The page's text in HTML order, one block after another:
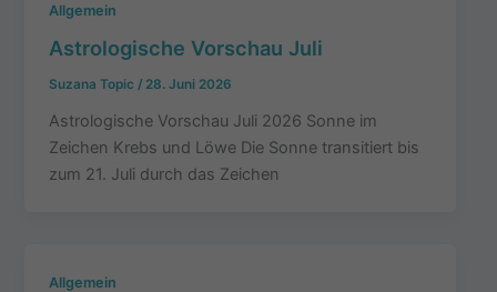
Allgemein
Astrologische Vorschau Juli
Suzana Topic/ 28. Juni 2026
Astrologische Vorschau Juli 2026 Sonne im
Zeichen Krebs und Löwe Die Sonne transitiert bis
zum 21. Juli durch das Zeichen
Allgemein